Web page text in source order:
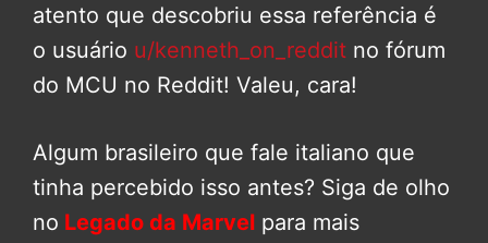
atento que descobriu essa referência é
o usuário u/kenneth_on_reddit no fórum
do MCU no Reddit! Valeu, cara!
Algum brasileiro que fale italiano que
tinha percebido isso antes? Siga de olho
no Legado da Marvel para mais